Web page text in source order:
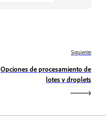
Siguiente
Opciones de procesamiento de
lotes y droplets